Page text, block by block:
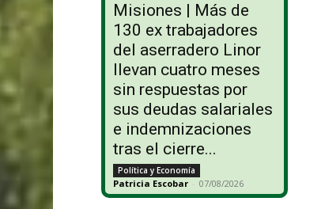
Misiones | Más de
130 ex trabajadores
del aserradero Linor
llevan cuatro meses
sin respuestas por
sus deudas salariales
e indemnizaciones
tras el cierre...
Política y Economía
Patricia Escobar - 07/08/2026